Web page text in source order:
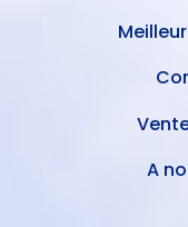
A